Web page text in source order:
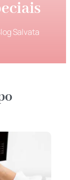
Salvata